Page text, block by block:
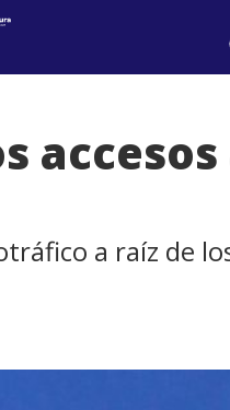
accesos
a raíz de